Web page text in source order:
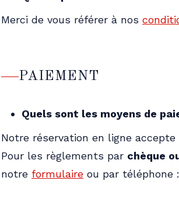
Merci de vous référer à nos
PAIEMENT
Quels sont les moyens de
Notre réservation en ligne
Pour les règlements par chèque
notre formulaire ou par téléphone